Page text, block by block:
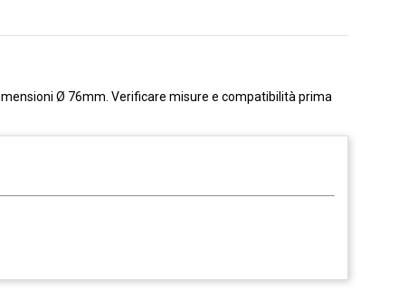
Ø 76mm. Verificare misure e compatibilità prima